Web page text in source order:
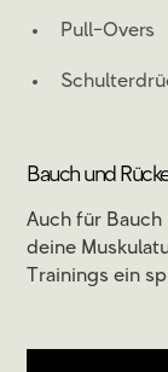
Pull-Overs
Bauch und
Auch für Bauch
deine
Trainings ein